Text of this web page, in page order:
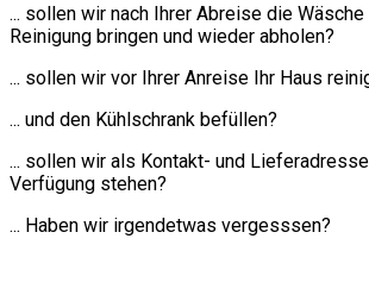
... sollen wir nach Ihrer Abreise die
Reinigung bringen und wieder abholen?
... sollen wir vor Ihrer Anreise Ihr Haus
... und den Kühlschrank befüllen?
... sollen wir als Kontakt- und
Verfügung stehen?
... Haben wir irgendetwas vergesssen?